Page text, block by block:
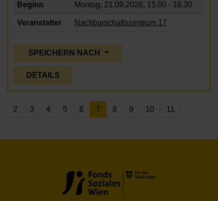
Beginn Montag, 21.09.2026, 15.00 - 16.30
Veranstalter Nachbarschaftszentrum 17
SPEICHERN NACH
DETAILS
2 3 4 5 6 7 8 9 10 11